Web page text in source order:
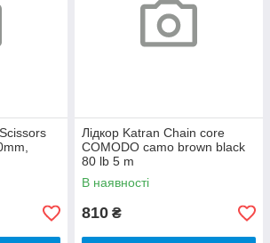
Лідкор Katran Chain core
COMODO camo brown black
80 lb 5 m
В наявності
810 ₴